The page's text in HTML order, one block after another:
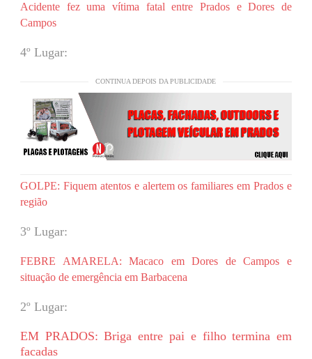
Acidente fez uma vítima fatal entre Prados e Dores de
Campos
4º Lugar:
CONTINUA DEPOIS DA PUBLICIDADE
GOLPE: Fiquem atentos e alertem os familiares em Prados e
região
3º Lugar:
FEBRE AMARELA: Macaco em Dores de Campos e
situação de emergência em Barbacena
2º Lugar:
EM PRADOS: Briga entre pai e filho termina em
facadas